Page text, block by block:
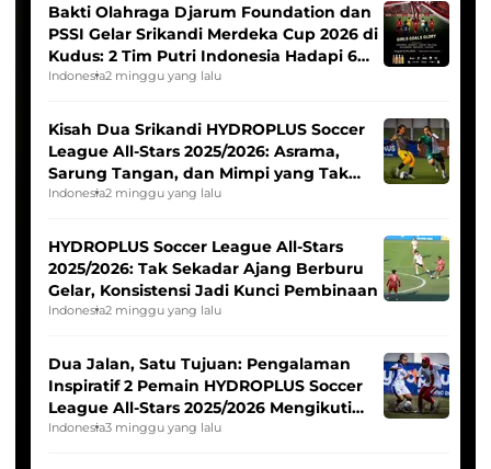
Bakti Olahraga Djarum Foundation dan
PSSI Gelar Srikandi Merdeka Cup 2026 di
Kudus: 2 Tim Putri Indonesia Hadapi 6
Tim Asia
Indonesia2 minggu yang lalu
Kisah Dua Srikandi HYDROPLUS Soccer
League All-Stars 2025/2026: Asrama,
Sarung Tangan, dan Mimpi yang Tak
Pernah Padam
Indonesia2 minggu yang lalu
HYDROPLUS Soccer League All-Stars
2025/2026: Tak Sekadar Ajang Berburu
Gelar, Konsistensi Jadi Kunci Pembinaan
Indonesia2 minggu yang lalu
Dua Jalan, Satu Tujuan: Pengalaman
Inspiratif 2 Pemain HYDROPLUS Soccer
League All-Stars 2025/2026 Mengikuti
Seleksi Timnas Indonesia Putri
Indonesia3 minggu yang lalu